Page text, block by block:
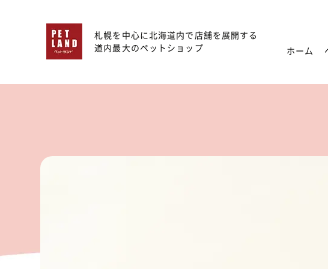
札幌を中心に北海道内で店舗を展開する
道内最大のペットショップ
ホーム